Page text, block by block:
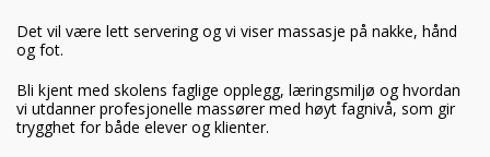
Det vil være lett servering og vi viser massasje på nakke, hånd
og fot.
Bli kjent med skolens faglige opplegg, læringsmiljø og hvordan
vi utdanner profesjonelle massører med høyt fagnivå, som gir
trygghet for både elever og klienter.